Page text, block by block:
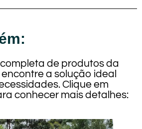
de produtos da
a solução ideal
Clique em
conhecer mais detalhes: